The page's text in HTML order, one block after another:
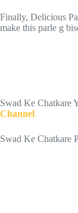
Finally, Delicious
make this parle g
Swad Ke Chatkare
Channel
Swad Ke Chatkare